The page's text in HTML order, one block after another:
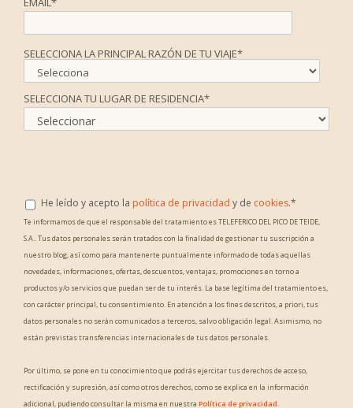
SELECCIONA LA PRINCIPAL RAZÓN DE TU VIAJE*
SELECCIONA TU LUGAR DE RESIDENCIA*
He leído y acepto la política de privacidad y de cookies.*
Te informamos de que el responsable del tratamiento es TELEFERICO DEL PICO DE TEIDE,
S.A.. Tus datos personales serán tratados con la finalidad de gestionar tu suscripción a
nuestro blog, así como para mantenerte puntualmente informado de todas aquellas
novedades, informaciones, ofertas, descuentos, ventajas, promociones en torno a
productos y/o servicios que puedan ser de tu interés. La base legítima del tratamiento es,
con carácter principal, tu consentimiento. En atención a los fines descritos, a priori, tus
datos personales no serán comunicados a terceros, salvo obligación legal. Asimismo, no
están previstas transferencias internacionales de tus datos personales.
Por último, se pone en tu conocimiento que podrás ejercitar tus derechos de acceso,
rectificación y supresión, así como otros derechos, como se explica en la información
adicional, pudiendo consultar la misma en nuestra Política de privacidad.